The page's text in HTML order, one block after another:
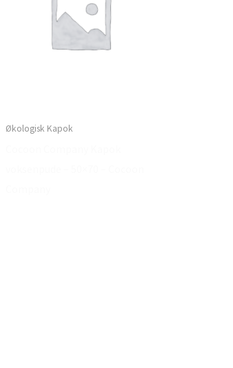
Økologisk Kapok